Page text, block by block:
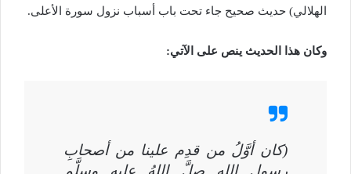
الهلالي) حديث صحيح جاء تحت باب أسباب نزول سورة الأعلى.
وكان هذا الحديث ينص على الآتي:
(كان أوَّلُ من قدِم علينا من أصحابِ
رسولِ اللهِ صلَّ اللهُ عليه وسلَّم